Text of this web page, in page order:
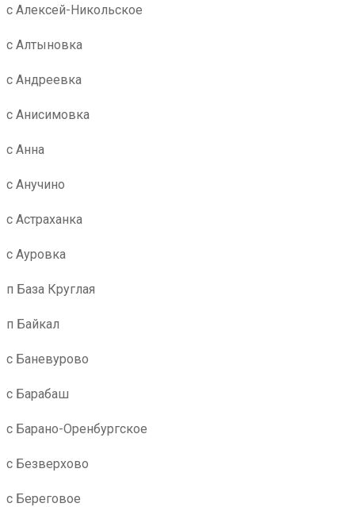
с Алексей-Никольское
с Алтыновка
с Андреевка
с Анисимовка
с Анна
с Анучино
с Астраханка
с Ауровка
п База Круглая
п Байкал
с Баневурово
с Барабаш
с Барано-Оренбургское
с Безверхово
с Береговое